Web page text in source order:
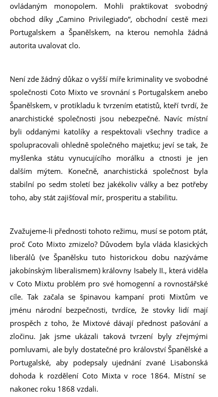
ovládaným monopolem. Mohli praktikovat svobodný
obchod díky „Camino Privilegiado“, obchodní cestě mezi
Portugalskem a Španělskem, na kterou nemohla žádná
autorita uvalovat clo.
Není zde žádný důkaz o vyšší míře kriminality ve svobodné
společnosti Coto Mixto ve srovnání s Portugalskem anebo
Španělskem, v protikladu k tvrzením etatistů, kteří tvrdí, že
anarchistické společnosti jsou nebezpečné. Navíc místní
byli oddanými katolíky a respektovali všechny tradice a
spolupracovali ohledně společného majetku; jeví se tak, že
myšlenka státu vynucujícího morálku a ctnosti je jen
dalším mýtem. Konečně, anarchistická společnost byla
stabilní po sedm století bez jakékoliv války a bez potřeby
toho, aby stát zajišťoval mír, prosperitu a stabilitu.
Zvažujeme-li přednosti tohoto režimu, musí se potom ptát,
proč Coto Mixto zmizelo? Důvodem byla vláda klasických
liberálů (ve Španělsku tuto historickou dobu nazýváme
jakobínským liberalismem) královny Isabely II., která viděla
v Coto Mixtu problém pro své homogenní a rovnostářské
cíle. Tak začala se špinavou kampaní proti Mixtům ve
jménu národní bezpečnosti, tvrdíce, že stovky lidí mají
prospěch z toho, že Mixtové dávají přednost pašování a
zločinu. Jak jsme ukázali taková tvrzení byly zřejmými
pomluvami, ale byly dostatečné pro království Španělské a
Portugalské, aby podepsaly ujednání zvané Lisabonská
dohoda k rozdělení Coto Mixta v roce 1864. Místní se
nakonec roku 1868 vzdali.